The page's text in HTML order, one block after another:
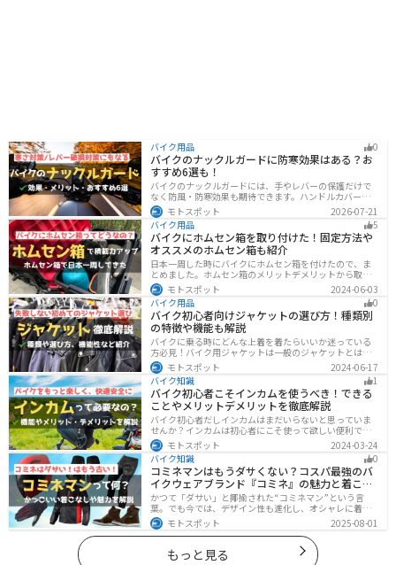
バイク用品 0
バイクのナックルガードに防寒効果はある？お
すすめ6選も！
バイクのナックルガードには、手やレバーの保護だけで
なく防風・防寒効果も期待できます。ハンドルカバーと
の違いやメリット・デメリット、選び方を解説し、冬の
ツーリングにおすすめの大型ナックルガード6選を価格や
特徴とともに紹介します。
モトスポット
2026-07-21
バイク用品
5
バイクにホムセン箱を取り付けた！固定方法や
オススメのホムセン箱も紹介
日本一周した時にバイクにホムセン箱を付けたので、ま
とめました。ホムセン箱のメリットデメリットから取り
付け方法、実際につけてどううだったのか、オススメの
ホムセン箱まで全て解説します。バイクにホムセン箱を
付けたいと思っている人はぜひ参考にしてください。
モトスポット
2024-06-03
バイク用品
0
バイク初心者向けジャケットの選び方！種類別
の特徴や機能も解説
バイクに乗る時にどんな上着を着たらいいか迷っている
方必見！バイク用ジャケットは一般のジャケットとは違
い、バイク専用に作られています。動きやすさ・快適
さ・機能性・デザイン性など様々なメリットがありま
す。この記事では、ジャケットの種類や選び方など初心
者が知っておくべきことをまとめました。
モトスポット
2024-06-17
バイク知識
1
バイク初心者こそインカムを使うべき！できる
ことやメリットデメリットを徹底解説
バイク初心者だしインカムはまだいらないと思っていま
せんか？インカムは初心者にこそ使って欲しい便利で安
全に運転するための機器です。インカムでできることや
メリットデメリットなどまとめましたので、気になって
いる人はぜひ参考にしてください。
モトスポット
2024-03-24
バイク知識
0
コミネマンはもうダサくない？コスパ最強のバ
イクウェアブランド『コミネ』の魅力と着こな
し術
かつて「ダサい」と揶揄された“コミネマン”という言
葉。でも今では、デザイン性も進化し、オシャレに着こ
なせるコミネ製品が続々登場。コスパと安全性に優れた
アイテムを使って、街でもツーリングでも浮かないスマ
ートなスタイルを目指そう！
モトスポット 2025-08-01
もっと見る